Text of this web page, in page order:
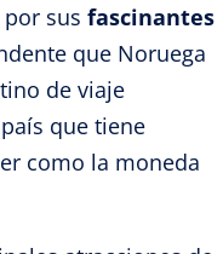
sus fascinantes
que Noruega
de viaje
que tiene
como la moneda